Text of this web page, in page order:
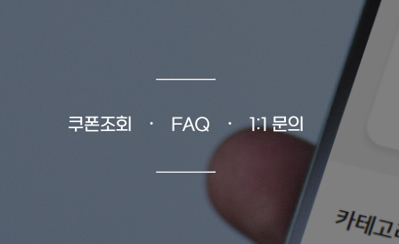
쿠폰조회 • FAQ • 1:1 문의